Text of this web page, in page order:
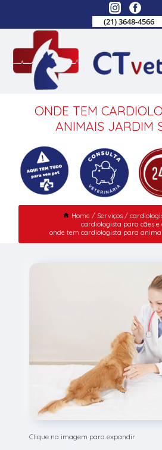
(21) 3648-4566
ONDE TEM
ANIMAIS JARDIM
Home Serviços
cardiologista para cães e
onde tem cardiologista para
Clique na imagem para expandir